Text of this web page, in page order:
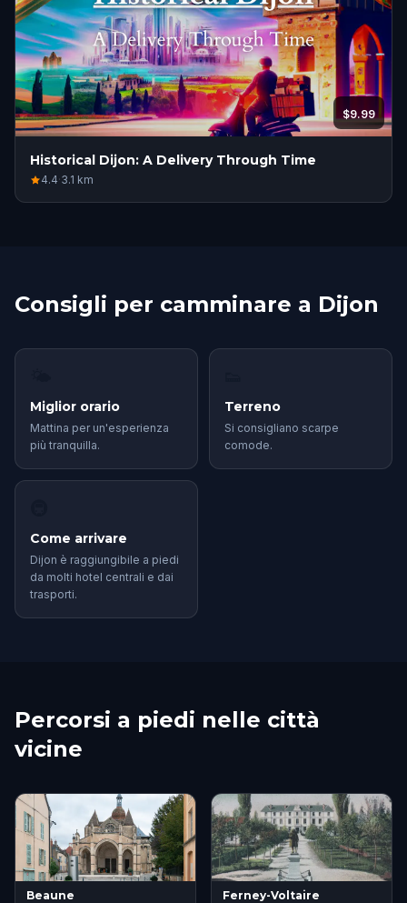
$9.99
Historical Dijon: A Delivery Through Time
4.4·3.1 km
Consigli per camminare a Dijon
Miglior orario
Mattina per un'esperienza
più tranquilla.
Terreno
Si consigliano scarpe
comode.
Come arrivare
Dijon è raggiungibile a piedi
da molti hotel centrali e dai
trasporti.
Percorsi a piedi nelle città
vicine
Beaune Ferney-Voltaire